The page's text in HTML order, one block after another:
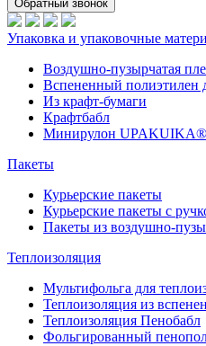
Обратный звонок
Упаковка и упаковочные
Воздушно-пузырчатая
Вспененный полиэтилен
Из крафт-бумаги
Крафтбабл
Минирулон UPAKUIKA®
Пакеты
Курьерские пакеты
Курьерские пакеты с
Пакеты из воздушно-
Теплоизоляция
Мультифольга для
Теплоизоляция из
Теплоизоляция Пенобабл
Фольгированный